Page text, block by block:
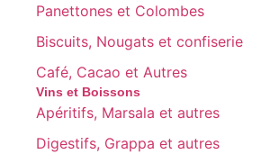
Panettones et Colombes
Biscuits, Nougats et confiserie
Café, Cacao et Autres
Vins et Boissons
Apéritifs, Marsala et autres
Digestifs, Grappa et autres